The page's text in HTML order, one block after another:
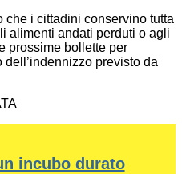
che i cittadini conservino tutta
alimenti andati perduti o agli
prossime bollette per
dell’indennizzo previsto da
incubo durato